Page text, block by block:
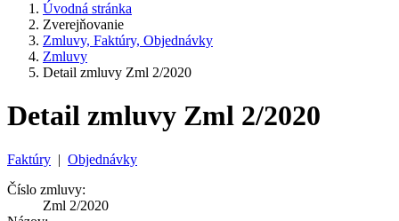
Úvodná stránka
Zverejňovanie
Zmluvy, Faktúry, Objednávky
Zmluvy
Detail zmluvy Zml 2/2020
Detail zmluvy Zml 2/2020
Faktúry | Objednávky
Číslo zmluvy:
Zml 2/2020